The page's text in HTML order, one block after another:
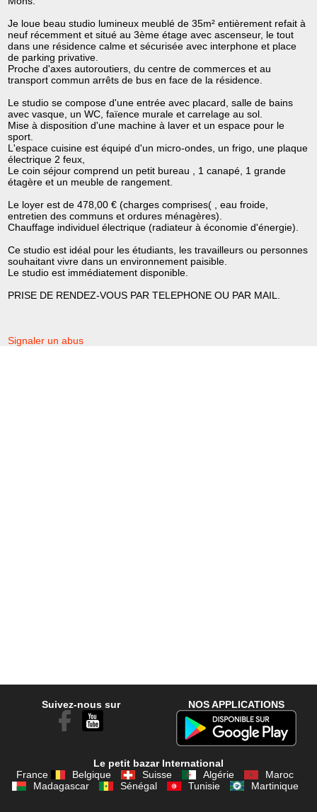
Je loue beau studio lumineux meublé de 35m² entièrement refait à
neuf récemment et situé au 3ème étage avec ascenseur, le tout
dans une résidence calme et sécurisée avec interphone et place
de parking privative.
Proche d'axes autoroutiers, du centre de commerces et au
transport commun arrêts de bus en face de la résidence.
Le studio se compose d'une entrée avec placard, salle de bains
avec vasque, un WC, faïence murale et carrelage au sol.
Mise à disposition d'une machine à laver et un espace pour le
sport.
L'espace cuisine est équipé d'un micro-ondes, un frigo, une plaque
électrique 2 feux,
Le coin séjour comprend un petit bureau , 1 canapé, 1 grande
étagère et un meuble de rangement.
Le loyer est de 478,00 € (charges comprises( , eau froide,
entretien des communs et ordures ménagères).
Chauffage individuel électrique (radiateur à économie d'énergie).
Ce studio est idéal pour les étudiants, les travailleurs ou personnes
souhaitant vivre dans un environnement paisible.
Le studio est immédiatement disponible.
PRISE DE RENDEZ-VOUS PAR TELEPHONE OU PAR MAIL.
Signaler un abus
Suivez-nous sur NOS APPLICATIONS
Le petit bazar International
France
Belgique Suisse Algérie
Maroc
Madagascar
Sénégal Tunisie Martinique